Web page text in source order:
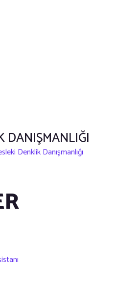
DANIŞMANLIĞI
Denklik Danışmanlığı